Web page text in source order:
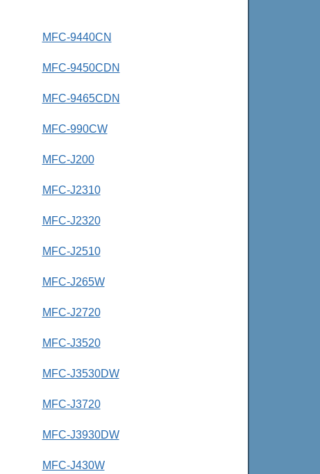
MFC-9440CN
MFC-9450CDN
MFC-9465CDN
MFC-990CW
MFC-J200
MFC-J2310
MFC-J2320
MFC-J2510
MFC-J265W
MFC-J2720
MFC-J3520
MFC-J3530DW
MFC-J3720
MFC-J3930DW
MFC-J430W